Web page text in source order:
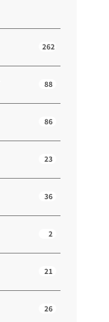
262
88
86
23
36
2
21
26